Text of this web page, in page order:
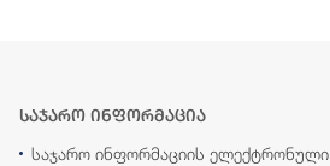
საჯარო ინფორმაცია
საჯარო ინფორმაციის ელექტრონული